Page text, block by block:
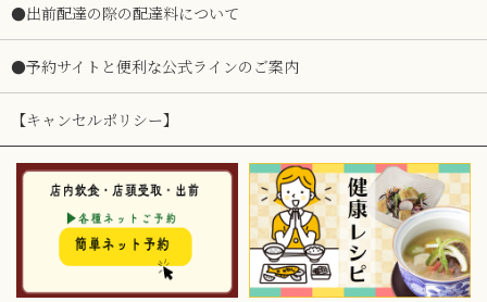
●出前配達の際の配達料について
●予約サイトと便利な公式ラインのご案内
【キャンセルポリシー】